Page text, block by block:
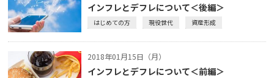
インフレとデフレについて＜後編＞
はじめての方 現役世代 資産形成
2018年01月15日（月）
インフレとデフレについて＜前編＞